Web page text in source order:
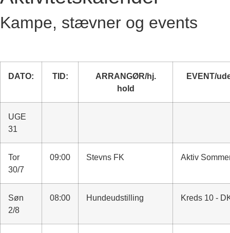
Kampe, stævner og events
DATO: TID:
ARRANGØR/hj.
hold
EVENT/
UGE
31
Tor
30/7
09:00 Stevns FK Aktiv
Søn
2/8
08:00 Hundeudstilling Kreds 10 -